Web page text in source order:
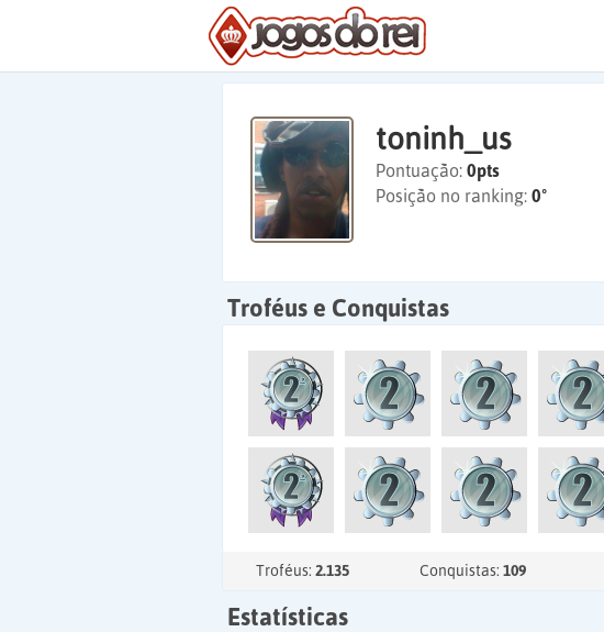
toninh_us
Pontuação: 0pts
Posição no ranking: 0º
Troféus e Conquistas
Troféus: 2.135 Conquistas: 109
Estatísticas